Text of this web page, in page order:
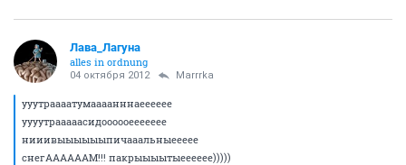
Лава_Лагуна
alles in ordnung
04 октября 2012 Marrrka
ууутраааатумаааанннаееееее
уууутрааааасидоооооеееееее
нииивыыыыыыпичааальныеееее
снегААААААМ!!! пакрыыыытыееееее)))))